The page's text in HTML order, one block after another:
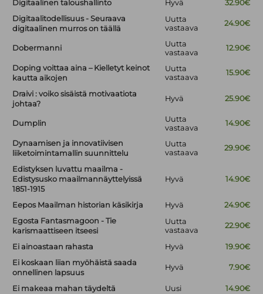
Digitaalinen taloushallinto Hyvä
32.90€
Digitaalitodellisuus - Seuraava
digitaalinen murros on täällä
Uutta
vastaava
24.90€
Dobermanni
Uutta
vastaava
12.90€
Doping voittaa aina – Kielletyt keinot
kautta aikojen
Uutta
vastaava
15.90€
Draivi : voiko sisäistä motivaatiota
johtaa?
Hyvä 25.90€
Dumplin
Uutta
vastaava
14.90€
Dynaamisen ja innovatiivisen
liiketoimintamallin suunnittelu
Uutta
vastaava
29.90€
Edistyksen luvattu maailma -
Edistysusko maailmannäyttelyissä
1851-1915
Hyvä 14.90€
Eepos Maailman historian käsikirja Hyvä
24.90€
Egosta Fantasmagoon - Tie
karismaattiseen itseesi
Uutta
vastaava
22.90€
Ei ainoastaan rahasta Hyvä
19.90€
Ei koskaan liian myöhäistä saada
onnellinen lapsuus
Hyvä 7.90€
Ei makeaa mahan täydeltä Uusi
14.90€